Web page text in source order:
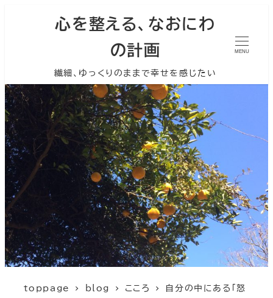
心を整える、なおにわ
の計画
繊細、ゆっくりのままで幸せを感じたい
MENU
toppage blog こころ
自分の中にある「怒